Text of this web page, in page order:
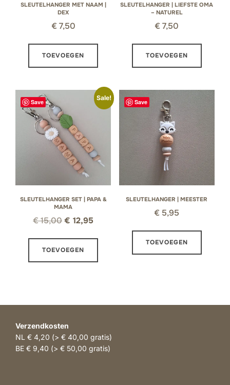
SLEUTELHANGER MET NAAM |
DEX
€ 7,50
TOEVOEGEN
SLEUTELHANGER | LIEFSTE OMA
– NATUREL
€ 7,50
TOEVOEGEN
Save
Sale!
SLEUTELHANGER SET | PAPA &
MAMA
€15,00Oorspronkelijke
was:
€ 15,00.
€ 12,95
€ 12,95.
TOEVOEGEN
Save
SLEUTELHANGER | MEESTER
€ 5,95
TOEVOEGEN
Verzendkosten
NL € 4,20 (> € 40,00 gratis)
BE € 9,40 (> € 50,00 gratis)